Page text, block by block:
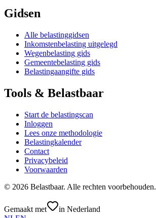
Gidsen
Alle belastinggidsen
Inkomstenbelasting uitgelegd
Wegenbelasting gids
Gemeentebelasting gids
Belastingaangifte gids
Tools & Belastbaar
Start de belastingscan
Inloggen
Lees onze methodologie
Belastingkalender
Contact
Privacybeleid
Voorwaarden
© 2026 Belastbaar. Alle rechten voorbehouden.
Gemaakt met
in Nederland